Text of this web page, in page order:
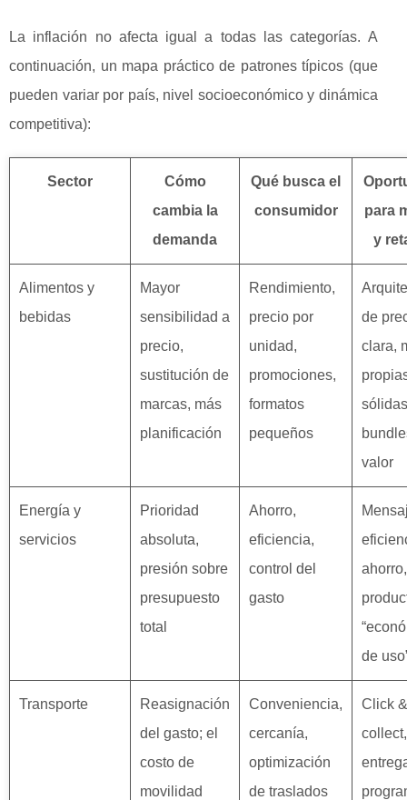
La inflación no afecta igual a todas las categorías. A
continuación, un mapa práctico de patrones típicos (que
pueden variar por país, nivel socioeconómico y dinámica
competitiva):
Sector
Cómo
cambia la
demanda
Qué busca el
consumidor
para
y
Alimentos y
bebidas
Mayor
sensibilidad a
precio,
sustitución de
marcas, más
planificación
Rendimiento,
precio por
unidad,
promociones,
formatos
pequeños
de
clara,
valor
Energía y
servicios
Prioridad
absoluta,
presión sobre
presupuesto
total
Ahorro,
eficiencia,
control del
gasto
ahorro,
de
Transporte
Reasignación
del gasto; el
costo de
movilidad
Conveniencia,
cercanía,
optimización
de traslados
Click &
collect,